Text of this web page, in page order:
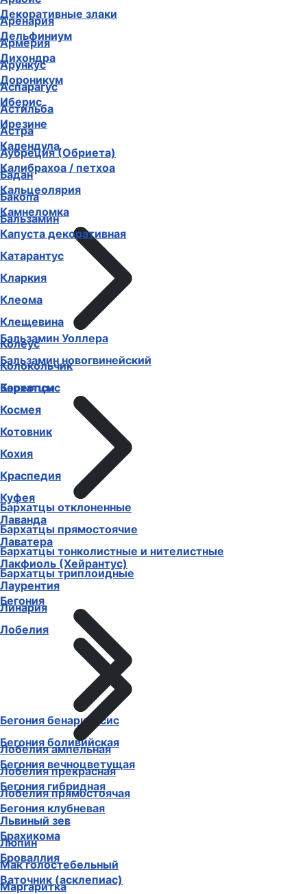
Аренария
Армерия
Арункус
Аспарагус
Астильба
Астра
Аубреция (Обриета)
Бадан
Бакопа
Бальзамин
Бальзамин Уоллера
Бальзамин новогвинейский
Бархатцы
Бархатцы отклоненные
Бархатцы прямостоячие
Бархатцы тонколистные и нителистные
Бархатцы триплоидные
Бегония
Бегония бенариенсис
Бегония боливийская
Бегония вечноцветущая
Бегония гибридная
Бегония клубневая
Брахикома
Броваллия
Ваточник (асклепиас)
Декоративные злаки
Дельфиниум
Дихондра
Дороникум
Иберис
Ирезине
Календула
Калибрахоа / петхоа
Кальцеолярия
Камнеломка
Капуста декоративная
Катарантус
Кларкия
Клеома
Клещевина
Колеус
Колокольчик
Кореопсис
Космея
Котовник
Кохия
Краспедия
Куфея
Лаванда
Лаватера
Лакфиоль (Хейрантус)
Лаурентия
Линария
Лобелия
Лобелия ампельная
Лобелия прекрасная
Лобелия прямостоячая
Львиный зев
Люпин
Мак голостебельный
Маргаритка